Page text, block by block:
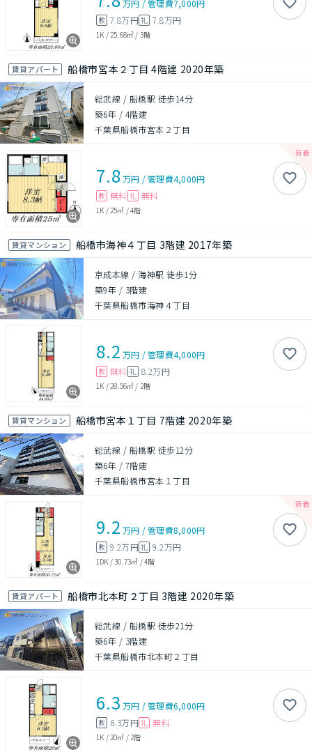
万円 /管理費7,000円
敷 7.8万円礼 7.8万円
1K / 25.68㎡ / 3階
賃貸アパート 船橋市宮本２丁目 4階建 2020年築
総武線 / 船橋駅 徒歩14分
築6年 / 4階建
千葉県船橋市宮本２丁目
7.8万円 /管理費4,000円
敷 無料 礼 無料
1K / 25㎡ /4階
賃貸マンション 船橋市海神４丁目 3階建 2017年築
京成本線 / 海神駅 徒歩1分
築9年 / 3階建
千葉県船橋市海神４丁目
8.2 万円 /管理費4,000円
敷 無料 礼 8.2万円
1K / 28.56㎡ / 2階
賃貸マンション 船橋市宮本１丁目 7階建 2020年築
総武線 / 船橋駅 徒歩12分
築6年 / 7階建
千葉県船橋市宮本１丁目
9.2 万円 /管理費8,000円
敷 9.2万円礼 9.2万円
1DK /30.73㎡ /4階
賃貸アパート 船橋市北本町２丁目 3階建 2020年築
総武線 / 船橋駅 徒歩21分
築6年 / 3階建
千葉県船橋市北本町２丁目
6.3 万円 /管理費6,000円
敷 6.3万円 礼 無料
1K / 20㎡ / 2階